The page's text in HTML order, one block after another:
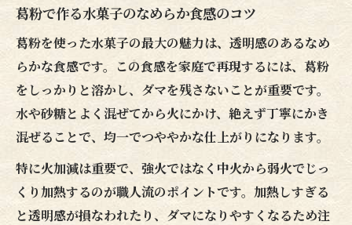
葛粉で作る水菓子のなめらか食感のコツ
葛粉を使った水菓子の最大の魅力は、透明感のあるなめ
らかな食感です。この食感を家庭で再現するには、葛粉
をしっかりと溶かし、ダマを残さないことが重要です。
水や砂糖とよく混ぜてから火にかけ、絶えず丁寧にかき
混ぜることで、均一でつややかな仕上がりになります。
特に火加減は重要で、強火ではなく中火から弱火でじっ
くり加熱するのが職人流のポイントです。加熱しすぎる
と透明感が損なわれたり、ダマになりやすくなるため注